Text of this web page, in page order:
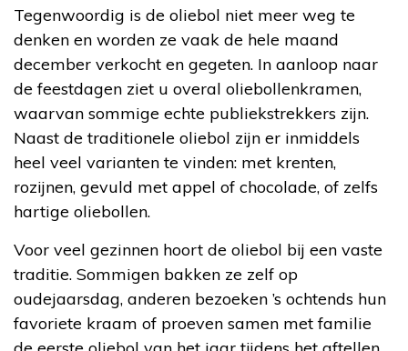
Tegenwoordig is de oliebol niet meer weg te
denken en worden ze vaak de hele maand
december verkocht en gegeten. In aanloop naar
de feestdagen ziet u overal oliebollenkramen,
waarvan sommige echte publiekstrekkers zijn.
Naast de traditionele oliebol zijn er inmiddels
heel veel varianten te vinden: met krenten,
rozijnen, gevuld met appel of chocolade, of zelfs
hartige oliebollen.
Voor veel gezinnen hoort de oliebol bij een vaste
traditie. Sommigen bakken ze zelf op
oudejaarsdag, anderen bezoeken ’s ochtends hun
favoriete kraam of proeven samen met familie